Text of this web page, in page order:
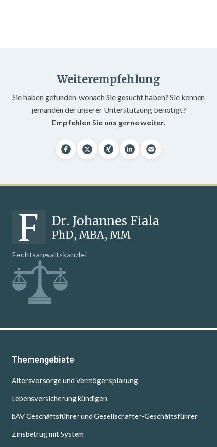
Weiterempfehlung
Sie haben gefunden, wonach Sie gesucht haben? Sie kennen
jemanden der unserer Unterstützung benötigt?
Empfehlen Sie uns gerne weiter.
Rechtsanwaltskanzlei
Themengebiete
Altersvorsorge und Vermögensplanung
Lebensversicherung kündigen
bAV Geschäftsführer und Gesellschafter-Geschäftsführer
Zinsbetrug mit System